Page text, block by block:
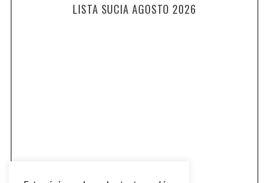
LISTA SUCIA AGOSTO 2026